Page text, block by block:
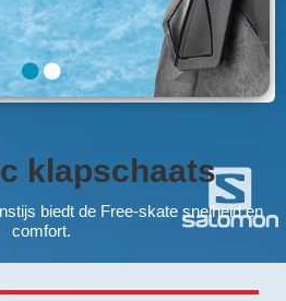
klapschaats
biedt de Free-skate snelheid en
comfort.